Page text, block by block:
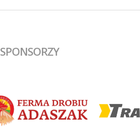
SPONSORZY